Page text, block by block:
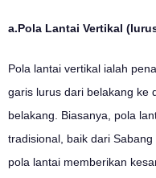
a.Pola Lantai Vertikal
Pola lantai vertikal ialah
garis lurus dari belakang ke
belakang. Biasanya, pola
tradisional, baik dari
pola lantai memberikan